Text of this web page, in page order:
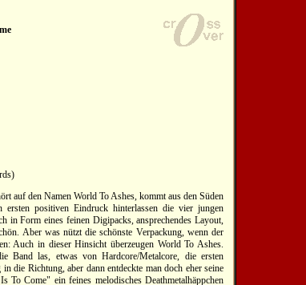
auf den Namen World To Ashes, kommt aus den Süden
positiven Eindruck hinterlassen die vier jungen
in Form eines feinen Digipacks, ansprechendes Layout,
Aber was nützt die schönste Verpackung, wenn der
Auch in dieser Hinsicht überzeugen World To Ashes.
las, etwas von Hardcore/Metalcore, die ersten
die Richtung, aber dann entdeckte man doch eher seine
Come" ein feines melodisches Deathmetalhäppchen